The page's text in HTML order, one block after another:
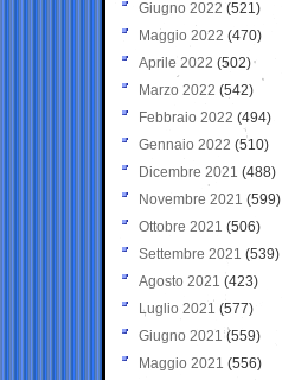
Giugno 2022 (521)
Maggio 2022 (470)
Aprile 2022 (502)
Marzo 2022 (542)
Febbraio 2022 (494)
Gennaio 2022 (510)
Dicembre 2021 (488)
Novembre 2021 (599)
Ottobre 2021 (506)
Settembre 2021 (539)
Agosto 2021 (423)
Luglio 2021 (577)
Giugno 2021(559)
Maggio 2021 (556)